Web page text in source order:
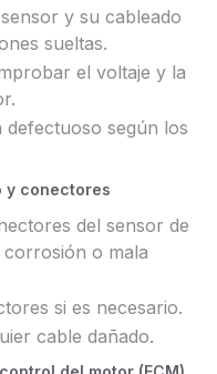
y su cableado
sueltas.
el voltaje y la
defectuoso según los
y conectores
del sensor de
o mala
si es necesario.
cable dañado.